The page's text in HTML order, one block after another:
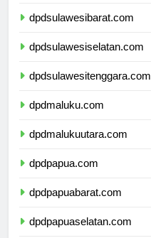
dpdsulawesibarat.com
dpdsulawesiselatan.com
dpdsulawesitenggara.com
dpdmaluku.com
dpdmalukuutara.com
dpdpapua.com
dpdpapuabarat.com
dpdpapuaselatan.com